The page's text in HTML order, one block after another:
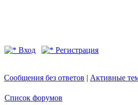
Вход Регистрация
Сообщения без ответов | Активные
Список форумов